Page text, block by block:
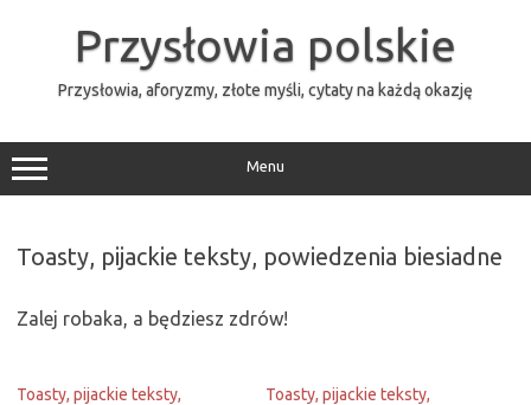
Przysłowia polskie
Przysłowia, aforyzmy, złote myśli, cytaty na każdą okazję
Menu
Toasty, pijackie teksty, powiedzenia biesiadne
Zalej robaka, a będziesz zdrów!
Toasty, pijackie teksty,
Toasty, pijackie teksty,